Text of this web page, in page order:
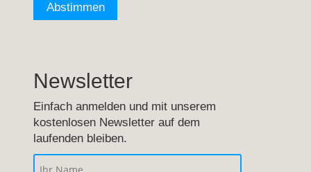
Newsletter
Einfach anmelden und mit unserem
kostenlosen Newsletter auf dem
laufenden bleiben.